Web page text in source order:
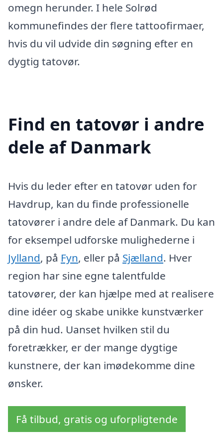
omegn herunder. I hele Solrød
kommunefindes der flere tattoofirmaer,
hvis du vil udvide din søgning efter en
dygtig tatovør.
Find en tatovør i andre
dele af Danmark
Hvis du leder efter en tatovør uden for
Havdrup, kan du finde professionelle
tatovører i andre dele af Danmark. Du kan
for eksempel udforske mulighederne i
Jylland, på Fyn, eller på Sjælland. Hver
region har sine egne talentfulde
tatovører, der kan hjælpe med at realisere
dine idéer og skabe unikke kunstværker
på din hud. Uanset hvilken stil du
foretrækker, er der mange dygtige
kunstnere, der kan imødekomme dine
ønsker.
Få tilbud, gratis og uforpligtende